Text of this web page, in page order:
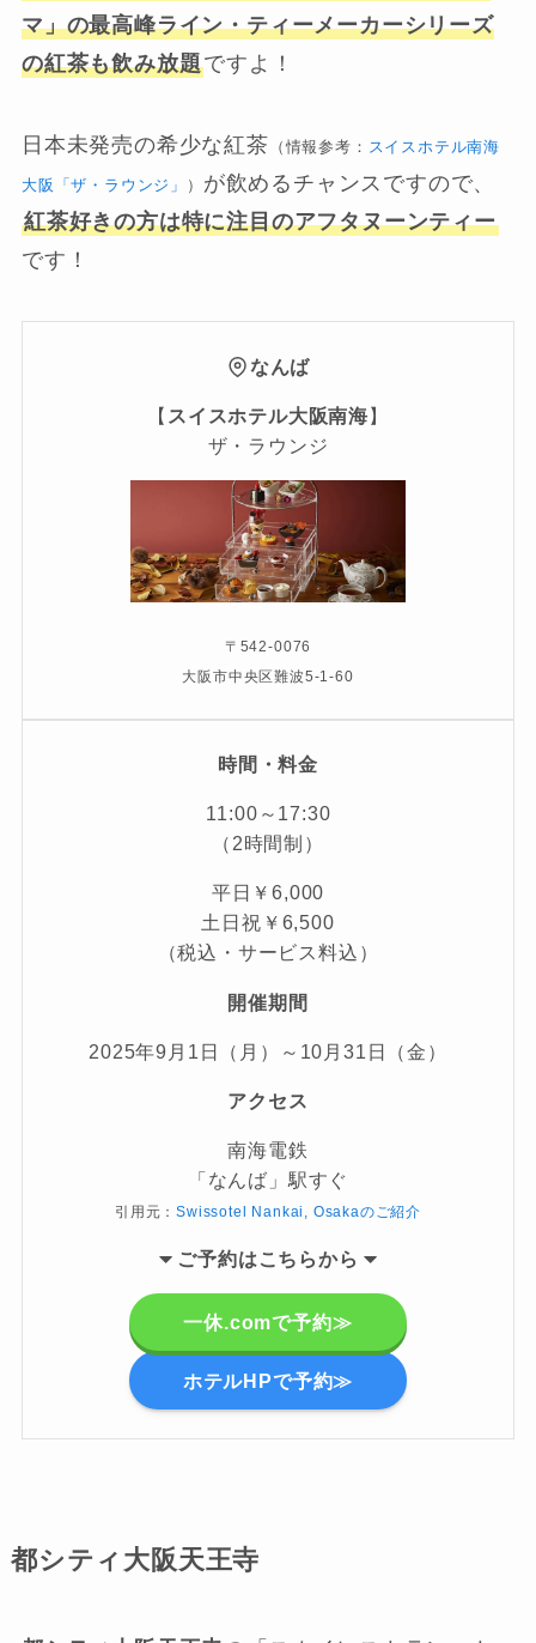
マ」の最高峰ライン・ティーメーカーシリーズ
の紅茶も飲み放題ですよ！
日本未発売の希少な紅茶 （情報参考： スイスホテル南海
大阪「ザ・ラウンジ」 ） が飲めるチャンスですので、
紅茶好きの方は特に注目のアフタヌーンティー
です！
なんば
【 スイスホテル大阪南海】
ザ・ラウンジ
〒542-0076
大阪市中央区難波5-1-60
時間・料金
11:00～17:30
（2時間制）
平日￥6,000
土日祝￥6,500
（税込・サービス料込）
開催期間
2025年9月1日（月）～10月31日（金）
アクセス
南海電鉄
「なんば」駅すぐ
引用元：Swissotel Nankai, Osakaのご紹介
ご予約はこちらから
一休.comで予約≫
ホテルHPで予約≫
都シティ大阪天王寺